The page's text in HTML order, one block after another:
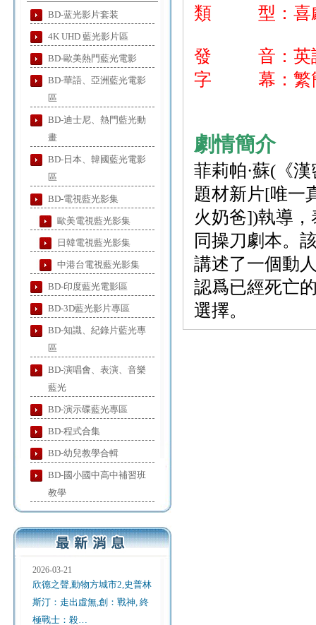
BD-蓝光影片套装
4K UHD 藍光影片區
BD-歐美熱門藍光電影
BD-華語、亞洲藍光電影
區
BD-迪士尼、熱門藍光動
畫
BD-日本、韓國藍光電影
區
BD-電視藍光影集
歐美電視藍光影集
日韓電視藍光影集
中港台電視藍光影集
BD-印度藍光電影區
BD-3D藍光影片專區
BD-知識、紀錄片藍光專
區
BD-演唱會、表演、音樂
藍光
BD-演示碟藍光專區
BD-程式合集
BD-幼兒教學合輯
BD-國小國中高中補習班
教學
2026-03-21
欣德之聲,動物方城市2,史普林
斯汀：走出虛無,創：戰神, 終
極戰士：殺…
類 型：喜
發 音：英
字 幕：繁
劇情簡介
菲莉帕·蘇(《
題材新片[唯一
火奶爸])執導，
同操刀劇本。
講述了一個動
認爲已經死亡
選擇。